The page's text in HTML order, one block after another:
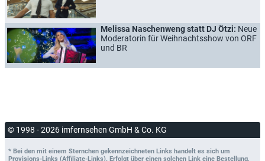
Melissa Naschenweng statt DJ Ötzi: Neue
Moderatorin für Weihnachtsshow von ORF
und BR
© 1998 - 2026 imfernsehen GmbH & Co. KG
* Bei den mit einem Sternchen gekennzeichneten Links handelt es sich um
Provisions-Links (Affiliate-Links). Erfolgt über einen solchen Link eine Bestellung,